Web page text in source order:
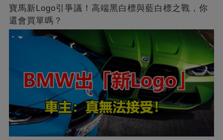
寶馬新Logo引爭議！高端黑白標與藍白標之戰，你
還會買單嗎？